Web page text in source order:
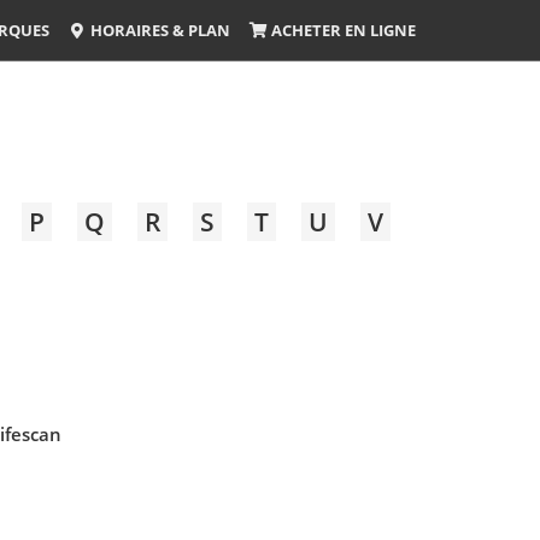
HORAIRES & PLAN ACHETER EN LIGNE
P Q R S T U
V